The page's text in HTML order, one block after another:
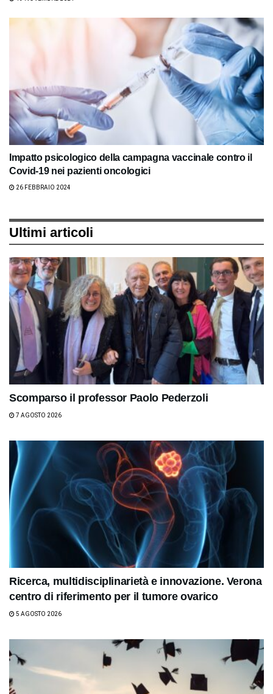
Impatto psicologico della campagna vaccinale contro il
Covid-19 nei pazienti oncologici
26 FEBBRAIO 2024
Ultimi articoli
Scomparso il professor Paolo Pederzoli
7 AGOSTO 2026
Ricerca, multidisciplinarietà e innovazione. Verona
centro di riferimento per il tumore ovarico
5 AGOSTO 2026